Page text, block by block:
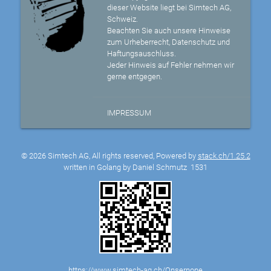
dieser Website liegt bei Simtech AG,
Schweiz.
Beachten Sie auch unsere Hinweise
zum Urheberrecht, Datenschutz und
Haftungsauschluss.
Jeder Hinweis auf Fehler nehmen wir
gerne entgegen.
IMPRESSUM
© 2026 Simtech AG, All rights reserved, Powered by stack.ch/1.25.2
written in Golang by Daniel Schmutz 1531